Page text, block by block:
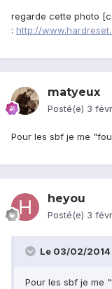
regarde cette photo
: http://
matyeux
Posté(e) 3
Pour les sbf je me
heyou
Posté(e) 3
Le 03/02/2014
Pour les sbf je me